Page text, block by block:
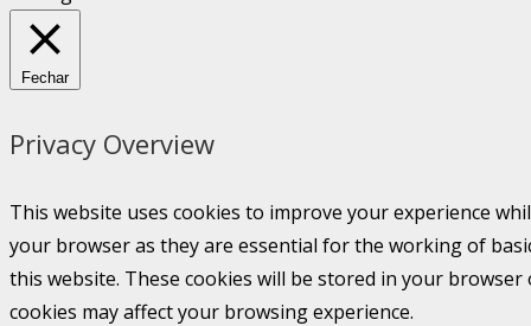
Fechar
Privacy Overview
This website uses cookies to improve your experience
your browser as they are essential for the working of
this website. These cookies will be stored in your
cookies may affect your browsing experience.